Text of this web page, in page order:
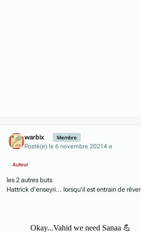
warbix Membre
Posté(e) le 6 novembre 20214 a
Auteur
les 2 autres buts
Hattrick d'enseyri... lorsqu'il est entrain de rêver